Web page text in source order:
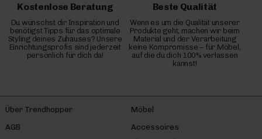
Kostenlose Beratung
Du wünschst dir Inspiration und
benötigst Tipps für das optimale
Styling deines Zuhauses? Unsere
Einrichtungsprofis sind jederzeit
persönlich für dich da!
Beste Qualität
Wenn es um die Qualität unserer
Produkte geht, machen wir beim
Material und der Verarbeitung
keine Kompromisse – für Möbel,
auf die du dich 100% verlassen
kannst!
Über Trendhopper
AGB
Möbel
Accessoires